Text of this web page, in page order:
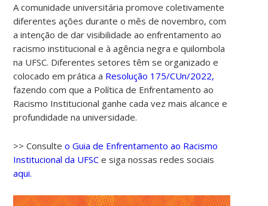
A comunidade universitária promove coletivamente
diferentes ações durante o mês de novembro, com
a intenção de dar visibilidade ao enfrentamento ao
racismo institucional e à agência negra e quilombola
na UFSC. Diferentes setores têm se organizado e
colocado em prática a Resolução 175/CUn/2022,
fazendo com que a Política de Enfrentamento ao
Racismo Institucional ganhe cada vez mais alcance e
profundidade na universidade.
>> Consulteo Guia de Enfrentamento ao Racismo
Institucional da UFSC e siga nossas redes sociais
aqui.